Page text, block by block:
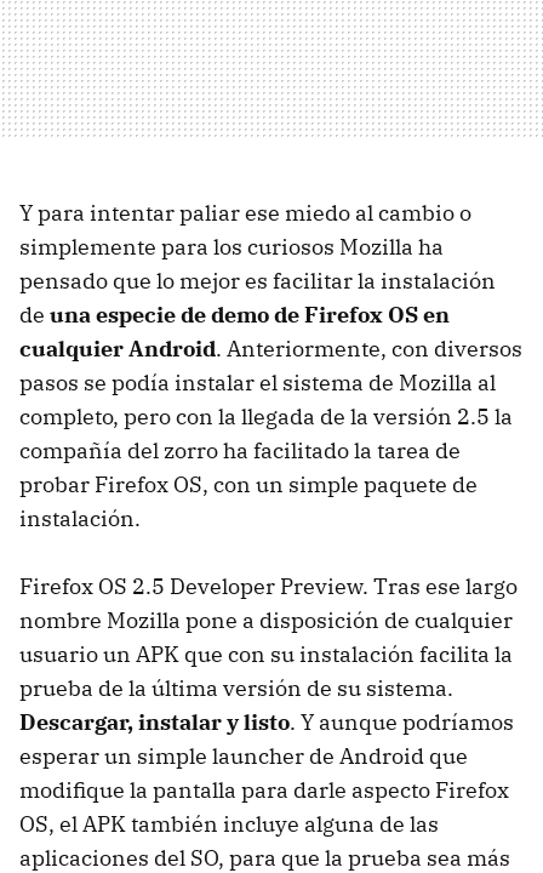
Y para intentar paliar ese miedo al cambio o
simplemente para los curiosos Mozilla ha
pensado que lo mejor es facilitar la instalación
de una especie de demo de Firefox OS en
cualquier Android. Anteriormente, con diversos
pasos se podía instalar el sistema de Mozilla al
completo, pero con la llegada de la versión 2.5 la
compañía del zorro ha facilitado la tarea de
probar Firefox OS, con un simple paquete de
instalación.
Firefox OS 2.5 Developer Preview. Tras ese largo
nombre Mozilla pone a disposición de cualquier
usuario un APK que con su instalación facilita la
prueba de la última versión de su sistema.
Descargar, instalar y listo. Y aunque podríamos
esperar un simple launcher de Android que
modifique la pantalla para darle aspecto Firefox
OS, el APK también incluye alguna de las
aplicaciones del SO, para que la prueba sea más